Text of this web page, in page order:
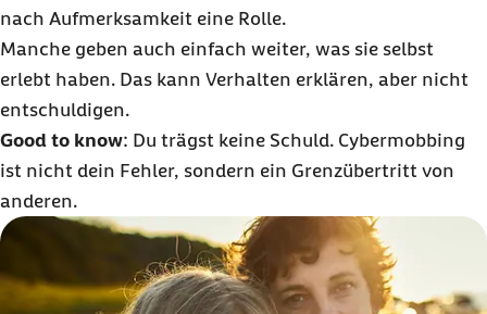
nach Aufmerksamkeit eine Rolle.
Manche geben auch einfach weiter, was sie selbst
erlebt haben. Das kann Verhalten erklären, aber nicht
entschuldigen.
Good to know: Du trägst keine Schuld. Cybermobbing
ist nicht dein Fehler, sondern ein Grenzübertritt von
anderen.